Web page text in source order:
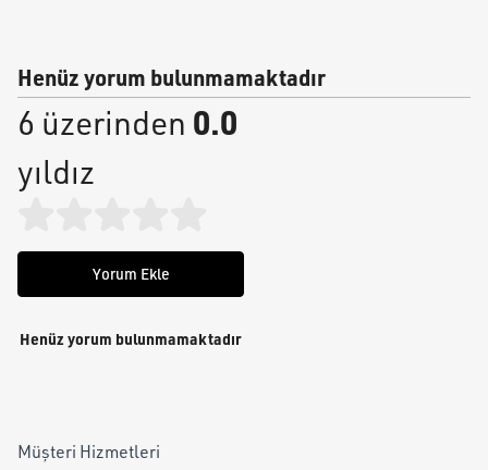
Henüz yorum bulunmamaktadır
6 üzerinden 0.0
yıldız
Yorum Ekle
Henüz yorum bulunmamaktadır
Müşteri Hizmetleri